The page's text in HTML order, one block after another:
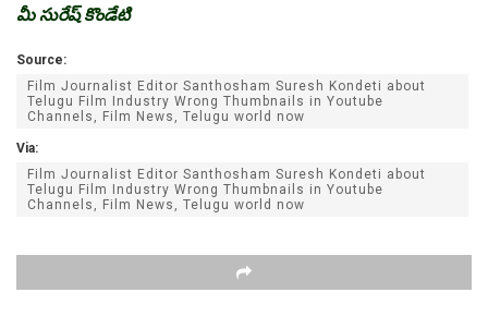
మీ సురేష్ కొండేటి
Source:
Film Journalist Editor Santhosham Suresh Kondeti about
Telugu Film Industry Wrong Thumbnails in Youtube
Channels, Film News, Telugu world now
Via:
Film Journalist Editor Santhosham Suresh Kondeti about
Telugu Film Industry Wrong Thumbnails in Youtube
Channels, Film News, Telugu world now